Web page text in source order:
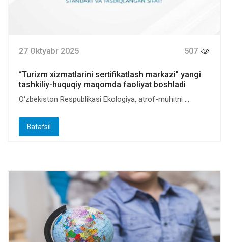
27 Oktyabr 2025 507
“Turizm xizmatlarini sertifikatlash markazi” yangi
tashkiliy-huquqiy maqomda faoliyat boshladi
O‘zbekiston Respublikasi Ekologiya, atrof-muhitni ...
Batafsil